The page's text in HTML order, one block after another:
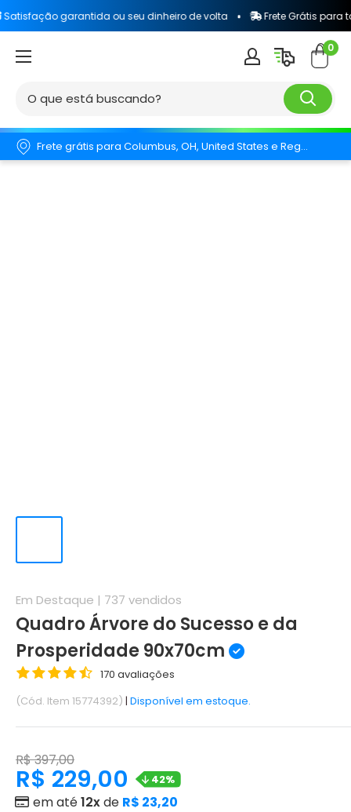
ou seu dinheiro de volta Frete Grátis para todo o Brasil
0
Frete grátis para Columbus, OH, United States e Região.
Em Destaque | 737 vendidos
Quadro Árvore do Sucesso e da
Prosperidade 90x70cm
170 avaliações
(Cód. Item 15774392) | Disponível em estoque.
R$ 397,00
R$ 229,00 42%
em até12xde R$ 23,20